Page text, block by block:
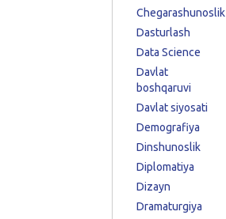
Chegarashunoslik
Dasturlash
Data Science
Davlat
boshqaruvi
Davlat siyosati
Demografiya
Dinshunoslik
Diplomatiya
Dizayn
Dramaturgiya